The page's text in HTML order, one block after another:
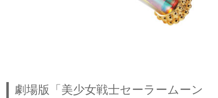
劇場版「美少女戦士セーラームーン